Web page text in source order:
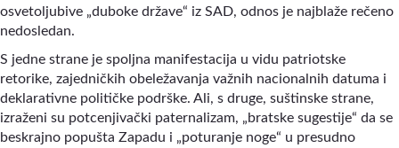
osvetoljubive „duboke države“ iz SAD, odnos je najblaže rečeno
nedosledan.
S jedne strane je spoljna manifestacija u vidu patriotske
retorike, zajedničkih obeležavanja važnih nacionalnih datuma i
deklarativne političke podrške. Ali, s druge, suštinske strane,
izraženi su potcenjivački paternalizam, „bratske sugestije“ da se
beskrajno popušta Zapadu i „poturanje noge“ u presudno